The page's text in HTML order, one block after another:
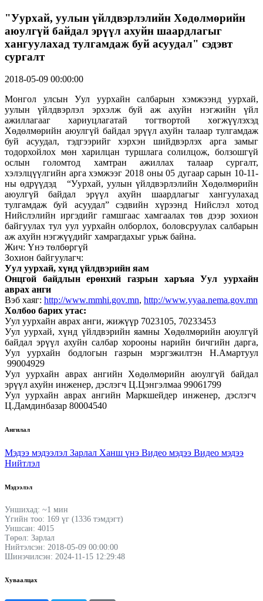
"Уурхай, уулын үйлдвэрлэлийн Хөдөлмөрийн
аюулгүй байдал эрүүл ахуйн шаардлагыг
хангуулахад тулгамдаж буй асуудал" сэдэвт
сургалт
2018-05-09 00:00:00
Монгол улсын Уул уурхайн салбарын хэмжээнд уурхай,
уулын үйлдвэрлэл эрхэлж буй аж ахуйн нэгжийн үйл
ажиллагааг хариуцлагатай тогтвортой хөгжүүлэхэд
Хөдөлмөрийн аюулгүй байдал эрүүл ахуйн талаар тулгамдаж
буй асуудал, тэдгээрийг хэрхэн шийдвэрлэх арга замыг
тодорхойлох мөн харилцан туршлага солилцож, болзошгүй
ослын голомтод хамтран ажиллах талаар сургалт,
хэлэлцүүлгийн арга хэмжээг 2018 оны 05 дугаар сарын 10-11-
ны өдрүүдэд “Уурхай, уулын үйлдвэрлэлийн Хөдөлмөрийн
аюулгүй байдал эрүүл ахуйн шаардлагыг хангуулахад
тулгамдаж буй асуудал” сэдвийн хүрээнд Нийслэл хотод
Нийслэлийн иргэдийг гамшгаас хамгаалах төв дээр зохион
байгуулах тул уул уурхайн олборлох, боловсруулах салбарын
аж ахуйн нэгжүүдийг хамрагдахыг урьж байна.
Жич: Үнэ төлбөргүй
Зохион байгуулагч:
Уул уурхай, хүнд үйлдвэрийн яам
Онцгой байдлын ерөнхий газрын харъяа Уул уурхайн
аврах анги
Вэб хаяг: http://www.mmhi.gov.mn, http://www.yyaa.nema.gov.mn
Холбоо барих утас:
Уул уурхайн аврах анги, жижүүр 7023105, 70233453
Уул уурхай, хүнд үйлдвэрийн яамны Хөдөлмөрийн аюулгүй
байдал эрүүл ахуйн салбар хорооны нарийн бичгийн дарга,
Уул уурхайн бодлогын газрын мэргэжилтэн Н.Амартуул
99004929
Уул уурхайн аврах ангийн Хөдөлмөрийн аюулгүй байдал
эрүүл ахуйн инженер, дэслэгч Ц.Цэнгэлмаа 99061799
Уул уурхайн аврах ангийн Маркшейдер инженер, дэслэгч
Ц.Дамдинбазар 80004540
Ангилал
Мэдээ мэдээлэл Зарлал Ханш үнэ Видео мэдээ Видео мэдээ
Нийтлэл
Мэдээлэл
Уншихад: ~1 мин
Үгийн тоо: 169 үг (1336 тэмдэгт)
Уншсан: 4015
Төрөл: Зарлал
Нийтэлсэн: 2018-05-09 00:00:00
Шинэчилсэн: 2024-11-15 12:29:48
Хуваалцах